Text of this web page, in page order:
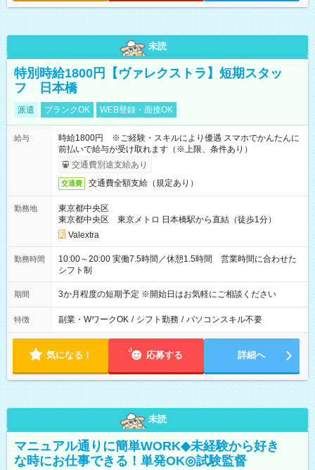
未読
特別時給1800円【ヴァレクストラ】短期スタッ
フ 日本橋
派遣 ブランクOK WEB登録・面接OK
給与
時給1800円 ※ご経験・スキルにより優遇 スマホでかんたんに
前払いで給与が受け取れます（※上限、条件あり）
交通費別途支給あり
交通費 交通費全額支給（規定あり）
勤務地
東京都中央区
東京都中央区 東京メトロ 日本橋駅から直結（徒歩1分）
Valextra
勤務時間
10:00～20:00 実働7.5時間／休憩1.5時間 営業時間に合わせた
シフト制
期間 3か月程度の短期予定 ※開始日はお気軽にご相談ください
特徴 副業・WワークOK / シフト勤務 / パソコンスキル不要
気になる！ 応募する 詳細へ
未読
マニュアル通りに簡単WORK◆未経験から好き
な時にお仕事できる！単発OK◎試験監督